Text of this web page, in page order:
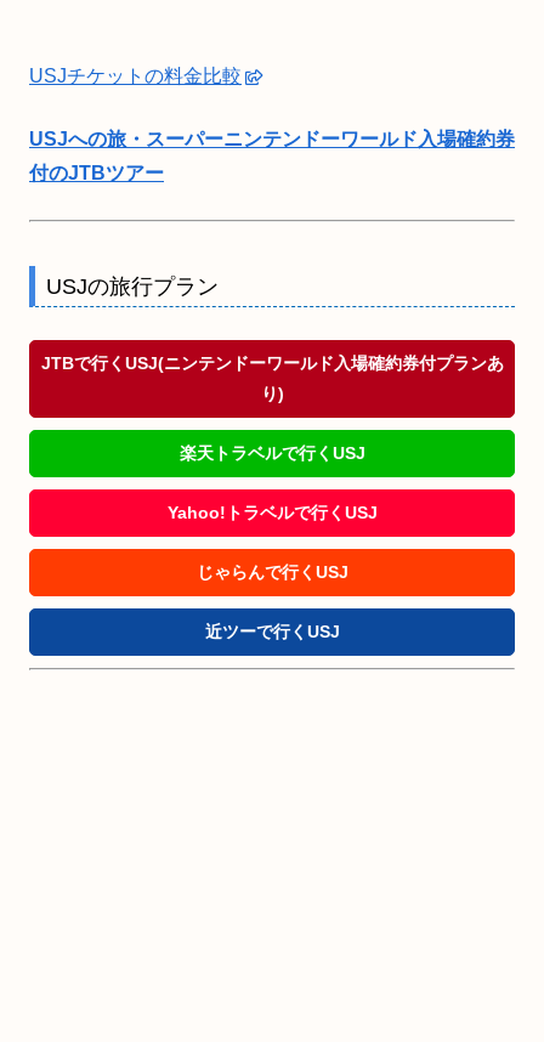
USJチケットの料金比較
USJへの旅・スーパーニンテンドーワールド入場確約券
付のJTBツアー
USJの旅行プラン
JTBで行くUSJ(ニンテンドーワールド入場確約券付プランあ
り)
楽天トラベルで行くUSJ
Yahoo!トラベルで行くUSJ
じゃらんで行くUSJ
近ツーで行くUSJ